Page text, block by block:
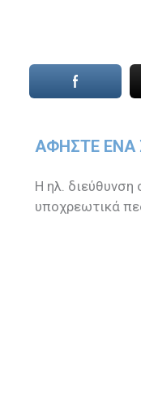
ΑΦΉΣΤΕ ΈΝΑ
Η ηλ. διεύθυνση
υποχρεωτικά